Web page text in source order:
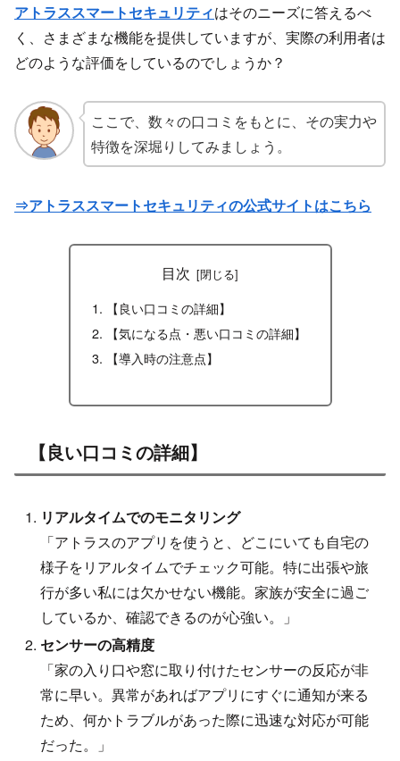
アトラススマートセキュリティはそのニーズに答えるべ
く、さまざまな機能を提供していますが、実際の利用者は
どのような評価をしているのでしょうか？
ここで、数々の口コミをもとに、その実力や
特徴を深堀りしてみましょう。
⇒アトラススマートセキュリティの公式サイトはこちら
目次
【良い口コミの詳細】
【気になる点・悪い口コミの詳細】
【導入時の注意点】
【良い口コミの詳細】
リアルタイムでのモニタリング
「アトラスのアプリを使うと、どこにいても自宅の
様子をリアルタイムでチェック可能。特に出張や旅
行が多い私には欠かせない機能。家族が安全に過ご
しているか、確認できるのが心強い。」
センサーの高精度
「家の入り口や窓に取り付けたセンサーの反応が非
常に早い。異常があればアプリにすぐに通知が来る
ため、何かトラブルがあった際に迅速な対応が可能
だった。」